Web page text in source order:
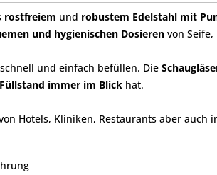
rostfreiem und robustem Edelstahl mit
und hygienischen Dosieren von
und einfach befüllen. Die
Füllstand immer im Blick hat.
Hotels, Kliniken, Restaurants aber auch